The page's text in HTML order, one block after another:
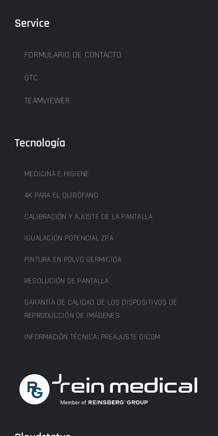
Service
FORMULARIO DE CONTACTO
GTC
TEAMVIEWER
Tecnología
MEDICINA E HIGIENE
4K PARA EL QUIRÓFANO
CALIBRACIÓN Y AJUSTE DE LA PANTALLA
IGUALACIÓN POTENCIAL ZPA
PINTURA EN POLVO GERMICIDA
RESOLUCIÓN DE PANTALLA
GARANTÍA DE CALIDAD DE LOS DISPOSITIVOS DE
REPRODUCCIÓN DE IMÁGENES
INFORMACIÓN TÉCNICA: PREAJUSTE DICOM